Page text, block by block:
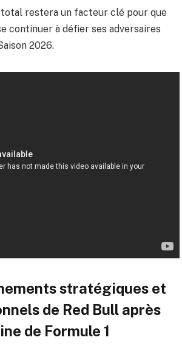
restera un facteur clé pour que
continuer à défier ses adversaires
2026.
stratégiques et
de Red Bull après
de Formule 1